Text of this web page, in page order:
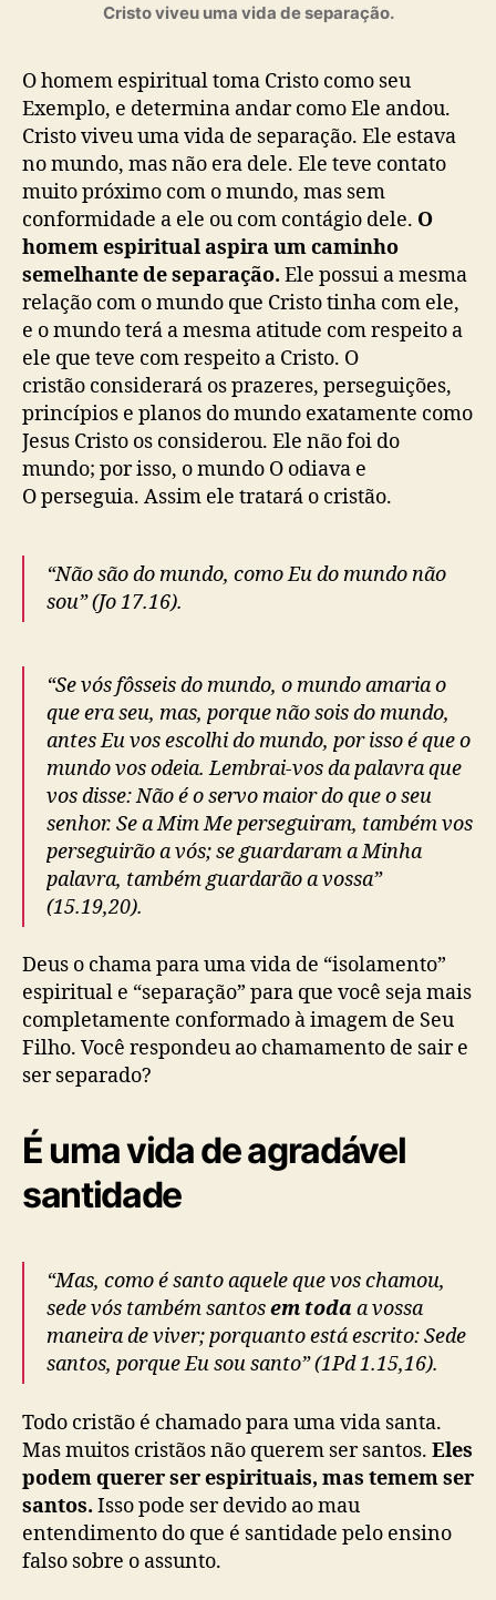
Cristo viveu uma vida de separação.
O homem espiritual toma Cristo como seu
Exemplo, e determina andar como Ele andou.
Cristo viveu uma vida de separação. Ele estava
no mundo, mas não era dele. Ele teve contato
muito próximo com o mundo, mas sem
conformidade a ele ou com contágio dele. O
homem espiritual aspira um caminho
semelhante de separação. Ele possui a mesma
relação com o mundo que Cristo tinha com ele,
e o mundo terá a mesma atitude com respeito a
ele que teve com respeito a Cristo. O
cristão considerará os prazeres, perseguições,
princípios e planos do mundo exatamente como
Jesus Cristo os considerou. Ele não foi do
mundo; por isso, o mundo O odiava e
O perseguia. Assim ele tratará o cristão.
“Não são do mundo, como Eu do mundo não
sou” (Jo 17.16).
“Se vós fôsseis do mundo, o mundo amaria o
que era seu, mas, porque não sois do mundo,
antes Eu vos escolhi do mundo, por isso é que o
mundo vos odeia. Lembrai-vos da palavra que
vos disse: Não é o servo maior do que o seu
senhor. Se a Mim Me perseguiram, também vos
perseguirão a vós; se guardaram a Minha
palavra, também guardarão a vossa”
(15.19,20).
Deus o chama para uma vida de “isolamento”
espiritual e “separação” para que você seja mais
completamente conformado à imagem de Seu
Filho. Você respondeu ao chamamento de sair e
ser separado?
É uma vida de agradável
santidade
“Mas, como é santo aquele que vos chamou,
sede vós também santosem toda a vossa
maneira de viver; porquanto está escrito: Sede
santos, porque Eu sou santo” (1Pd 1.15,16).
Todo cristão é chamado para uma vida santa.
Mas muitos cristãos não querem ser santos. Eles
podem querer ser espirituais, mas temem ser
santos. Isso pode ser devido ao mau
entendimento do que é santidade pelo ensino
falso sobre o assunto.